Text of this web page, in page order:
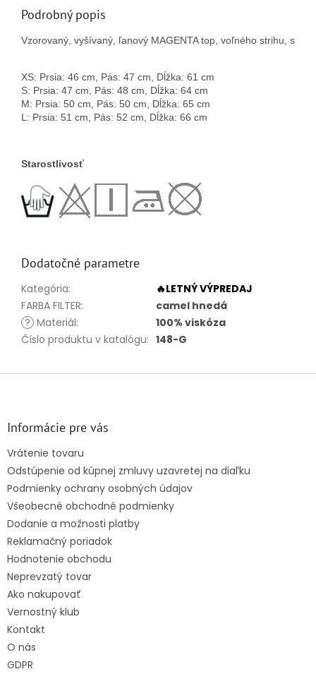
Podrobný popis
Vzorovaný, vyšívaný, ľanový MAGENTA top, voľného strihu, so
XS: Prsia: 46 cm, Pás: 47 cm, Dĺžka: 61 cm
S: Prsia: 47 cm, Pás: 48 cm, Dĺžka: 64 cm
M: Prsia: 50 cm, Pás: 50 cm, Dĺžka: 65 cm
L: Prsia: 51 cm, Pás: 52 cm, Dĺžka: 66 cm
Starostlivosť
Dodatočné parametre
Kategória:
🔥LETNÝ VÝPREDAJ
FARBA FILTER:
camel hnedá
? Materiál:
100% viskóza
Číslo produktu v katalógu: 148-G
Z
Informácie pre vás
Vrátenie tovaru
Odstúpenie od kúpnej zmluvy uzavretej na diaľku
Podmienky ochrany osobných údajov
Všeobecné obchodné podmienky
Dodanie a možnosti platby
Reklamačný poriadok
Hodnotenie obchodu
Neprevzatý tovar
Ako nakupovať
Vernostný klub
Kontakt
O nás
GDPR